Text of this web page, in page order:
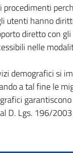
procedimenti
utenti hanno
diretto con
nelle
demografici si
a tal fine le
D. Lgs. 196/2003